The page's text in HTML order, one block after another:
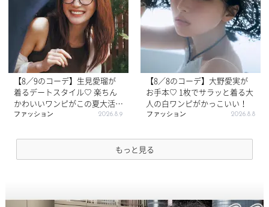
【8／9のコーデ】生見愛瑠が
着るデートスタイル♡ 楽ちん
かわいいワンピがこの夏大活
躍！
ファッション 2026.8.9
【8／8のコーデ】大野愛実が
お手本♡ 1枚でサラッと着る大
人の白ワンピがかっこいい！
ファッション 2026.8.8
もっと見る